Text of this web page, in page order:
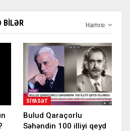
Hamısı
BILƏR
SIYASƏT
Bulud Qaraçorlu
Səhəndin 100 illiyi qeyd